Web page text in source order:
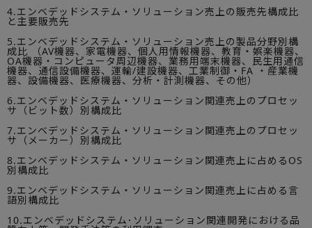
4.エンベデッドシステム・ソリューション売上の販売先構成比
と主要販売先
5.エンベデッドシステム・ソリューション売上の製品分野別構
成比 （AV機器、家電機器、個人用情報機器、教育・娯楽機器、
OA機器・コンピュータ周辺機器、業務用端末機器、民生用通信
機器、通信設備機器、運輸/建設機器、工業制御・FA ・産業機
器、設備機器、医療機器、分析・計測機器、その他）
6.エンベデッドシステム・ソリューション関連売上のプロセッ
サ（ビット数）別構成比
7.エンベデッドシステム・ソリューション関連売上のプロセッ
サ（メーカー）別構成比
8.エンベデッドシステム・ソリューション関連売上に占めるOS
別構成比
9.エンベデッドシステム・ソリューション関連売上に占める言
語別構成比
10.エンベデッドシステム･ソリューション関連開発における品